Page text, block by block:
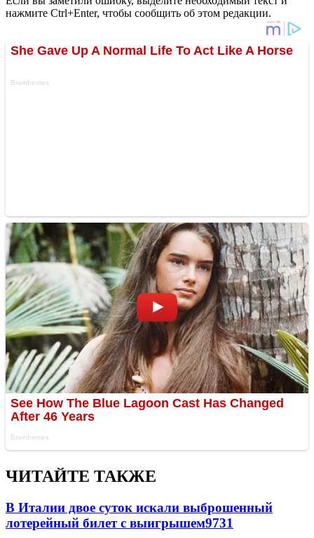
нажмите Ctrl+Enter, чтобы сообщить об этом редакции.
ЧИТАЙТЕ ТАКЖЕ
В Италии двое суток искали выброшенный
лотерейный билет с выигрышем9731